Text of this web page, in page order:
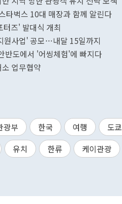
타벅스 10대 매장과 함께 알린다
즈' 발대식 개최
원사업' 공모…내달 15일까지
반도에서 '어씽체험'에 빠지다
업무협약
광부 한국 여행 도쿄
유치 한류 케이관광